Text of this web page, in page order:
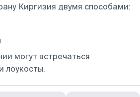
Киргизия двумя способами:
могут встречаться
лоукосты.